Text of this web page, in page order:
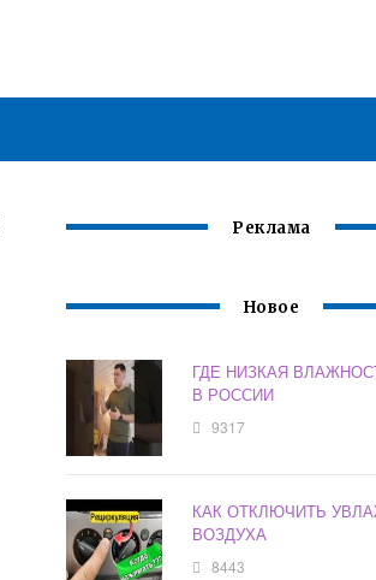
Реклама
Новое
ГДЕ НИЗКАЯ
В РОССИИ
9317
КАК ОТКЛЮЧИТЬ
ВОЗДУХА
8443